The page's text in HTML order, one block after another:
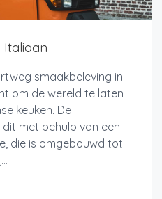
Italiaan
smaakbeleving in
om de wereld te laten
keuken. De
met behulp van een
die is omgebouwd tot